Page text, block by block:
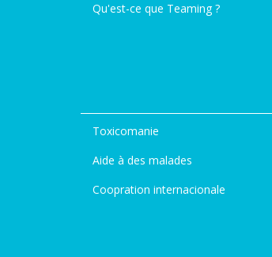
Qu'est-ce que Teaming ?
Toxicomanie
Aide à des malades
Coopration internacionale